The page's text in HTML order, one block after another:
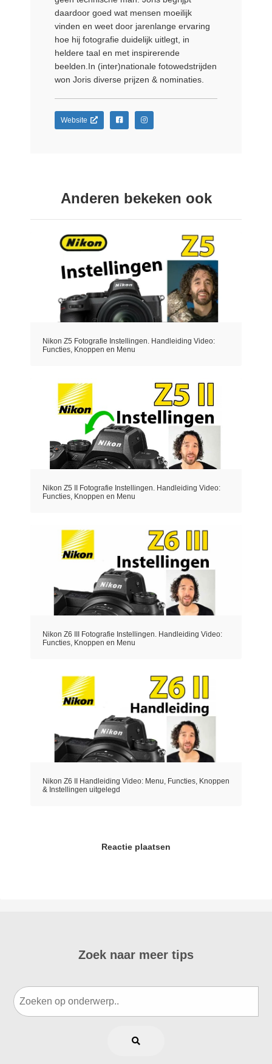
daardoor goed wat mensen moeilijk
vinden en weet door jarenlange ervaring
hoe hij fotografie duidelijk uitlegt, in
heldere taal en met inspirerende
beelden.In (inter)nationale fotowedstrijden
won Joris diverse prijzen & nominaties.
Website
Anderen bekeken ook
Nikon Z5 Fotografie Instellingen. Handleiding Video:
Functies, Knoppen en Menu
Nikon Z5 II Fotografie Instellingen. Handleiding Video:
Functies, Knoppen en Menu
Nikon Z6 III Fotografie Instellingen. Handleiding Video:
Functies, Knoppen en Menu
Nikon Z6 II Handleiding Video: Menu, Functies, Knoppen
& Instellingen uitgelegd
Reactie plaatsen
Zoek naar meer tips